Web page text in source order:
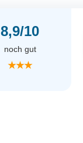
8,9/10
noch gut
★★★